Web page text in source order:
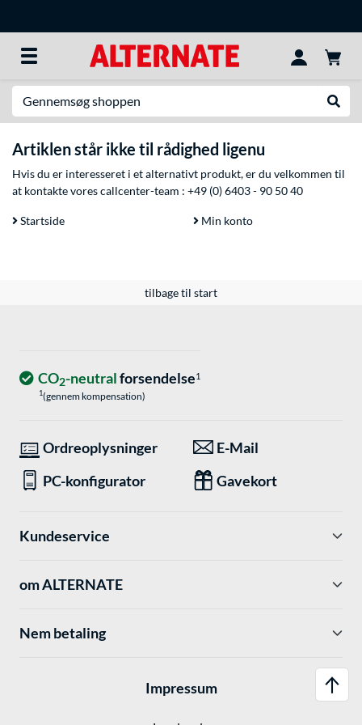
Artiklen står ikke til rådighed ligenu
Hvis du er interesseret i et alternativt produkt, er du velkommen til
at kontakte vores callcenter-team : +49 (0) 6403 - 90 50 40
Startside Min konto
tilbage til start
CO2-neutralforsendelse1
1(gennem kompensation)
Ordreoplysninger
E-Mail
PC-konfigurator
Gavekort
Kundeservice
om ALTERNATE
Nem betaling
Impressum